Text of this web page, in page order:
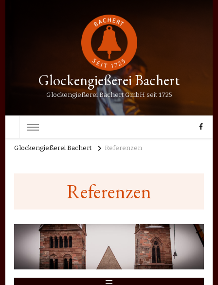
Glockengießerei Bachert
Glockengießerei Bachert GmbH seit 1725
Glockengießerei Bachert Referenzen
Referenzen